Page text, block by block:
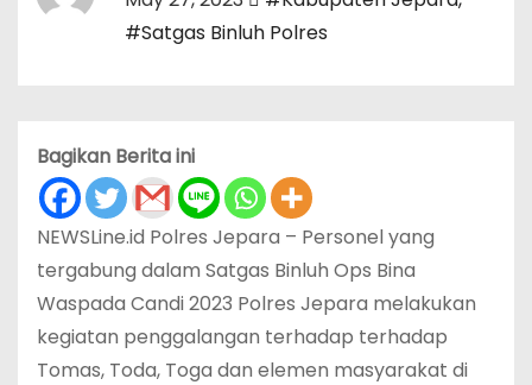
#Satgas Binluh Polres
Bagikan Berita ini
NEWSLine.id Polres Jepara – Personel yang
tergabung dalam Satgas Binluh Ops Bina
Waspada Candi 2023 Polres Jepara melakukan
kegiatan penggalangan terhadap terhadap
Tomas, Toda, Toga dan elemen masyarakat di